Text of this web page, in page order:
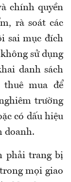
chính quyền
rà soát các
sai mục đích
sử dụng
danh sách
mua để
trường
có dấu hiệu
doanh.
phải trang bị
mọi giao